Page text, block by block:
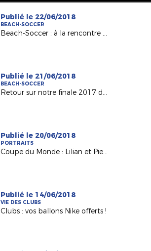
Publié le 22/06/2018
BEACH-SOCCER
Beach-Soccer : à la rencontre de Julien Fradet (Conseiller District de Vendée)
Publié le 21/06/2018
BEACH-SOCCER
Retour sur notre finale 2017 de beach-soccer !
Publié le 20/06/2018
PORTRAITS
Coupe du Monde : Lilian et Pierre, du May-sur-Evre (49) à la Russie !
Publié le 14/06/2018
VIE DES CLUBS
Clubs : vos ballons Nike offerts !